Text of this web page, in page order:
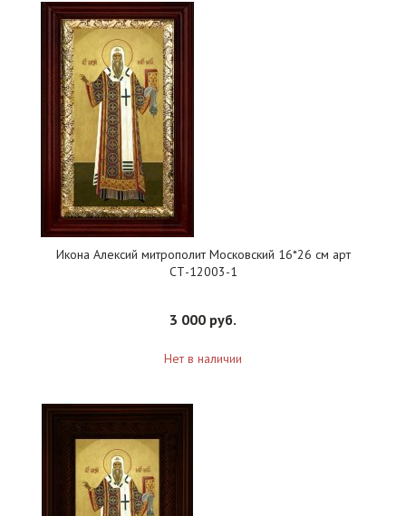
Икона Алексий митрополит Московский 16*26 см арт
СТ-12003-1
3 000 руб.
Нет в наличии